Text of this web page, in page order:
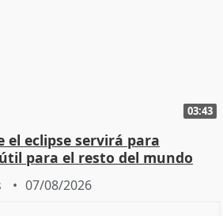
03:43
eclipse servirá para
para el resto del mundo
07/08/2026